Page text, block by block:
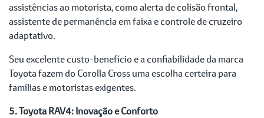
assistências ao motorista, como alerta de colisão frontal,
assistente de permanência em faixa e controle de cruzeiro
adaptativo.
Seu excelente custo-benefício e a confiabilidade da marca
Toyota fazem do Corolla Cross uma escolha certeira para
famílias e motoristas exigentes.
5. Toyota RAV4: Inovação e Conforto